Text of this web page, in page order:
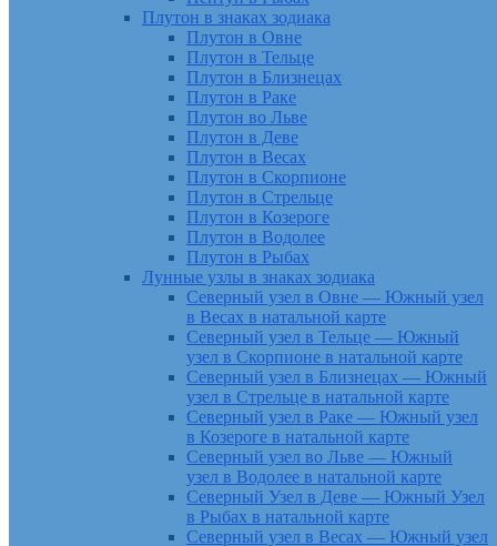
Плутон в знаках зодиака
Плутон в Овне
Плутон в Тельце
Плутон в Близнецах
Плутон в Раке
Плутон во Льве
Плутон в Деве
Плутон в Весах
Плутон в Скорпионе
Плутон в Стрельце
Плутон в Козероге
Плутон в Водолее
Плутон в Рыбах
Лунные узлы в знаках зодиака
Северный узел в Овне — Южный узел
в Весах в натальной карте
Северный узел в Тельце — Южный
узел в Скорпионе в натальной карте
Северный узел в Близнецах — Южный
узел в Стрельце в натальной карте
Северный узел в Раке — Южный узел
в Козероге в натальной карте
Северный узел во Льве — Южный
узел в Водолее в натальной карте
Северный Узел в Деве — Южный Узел
в Рыбах в натальной карте
Северный узел в Весах — Южный узел